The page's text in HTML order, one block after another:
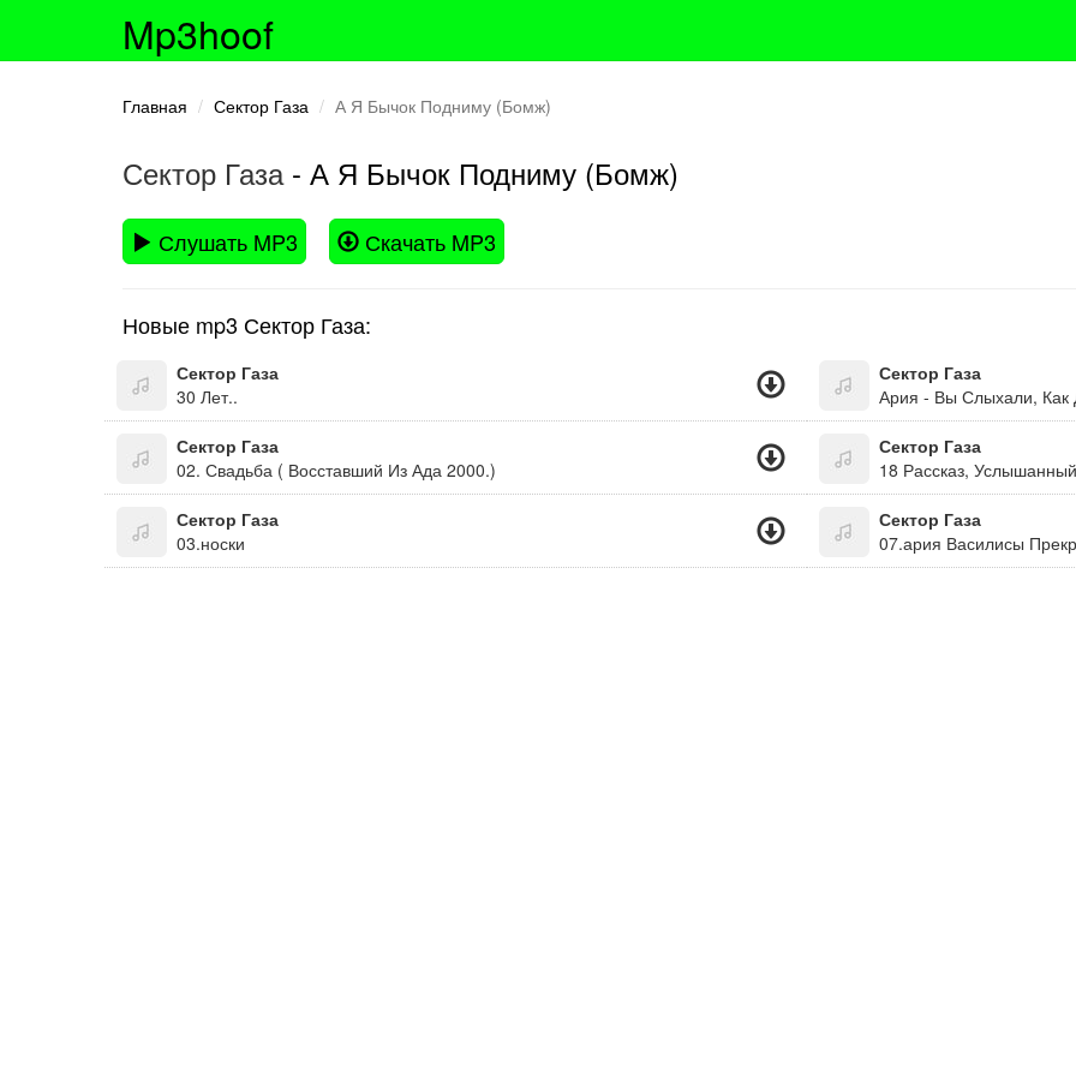
Mp3hoof
Главная Сектор Газа А Я Бычок Подниму (Бомж)
Сектор Газа- А Я Бычок Подниму (Бомж)
Слушать MP3 Скачать MP3
Новые mp3 Сектор Газа:
Сектор Газа
30 Лет..
Сектор Газа
Ария - Вы Слыхали, Как
Сектор Газа
02. Свадьба ( Восставший Из Ада 2000.)
Сектор Газа
18 Рассказ,
Сектор Газа
03.носки
Сектор Газа
07.ария Василисы